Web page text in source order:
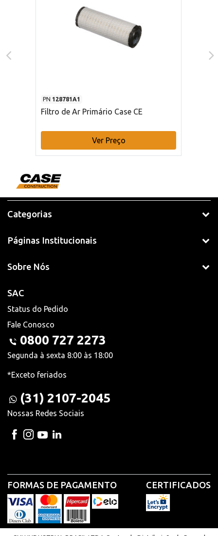
PN 128781A1
Filtro de Ar Primário Case CE
Ver Preço
Categorias
Páginas Institucionais
Sobre Nós
SAC
Status do Pedido
Fale Conosco
0800 727 2273
Segunda à sexta 8:00 às 18:00
*Exceto feriados
(31) 2107-2045
Nossas Redes Sociais
FORMAS DE PAGAMENTO CERTIFICADOS